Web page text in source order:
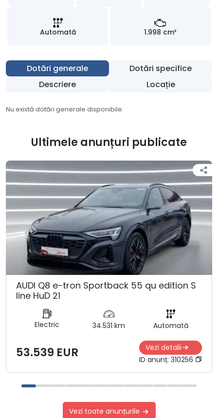
Automată 1.998 cm³
Dotări generale
Dotări specifice
Descriere
Locație
Nu există dotări generale disponibile.
Ultimele anunțuri publicate
AUDI Q8 e-tron Sportback 55 qu edition S
line HuD 21
Electric 34.531 km Automată
53.539 EUR
Vezi detalii
ID anunț: 310256
Vezi toate anunțurile